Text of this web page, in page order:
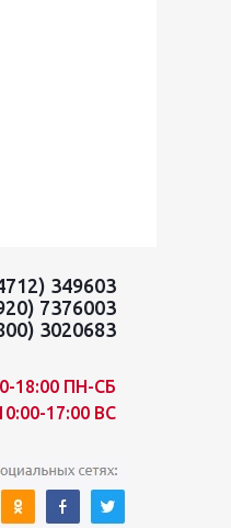
349603
7376003
3020683
18:00 ПН-СБ
17:00 ВС